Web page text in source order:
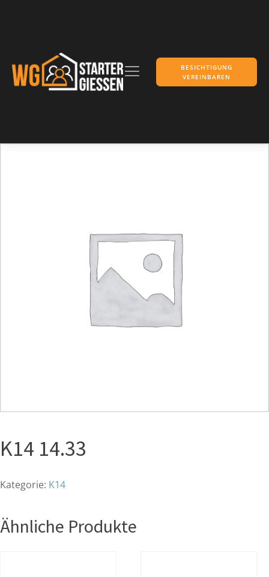
BESICHTIGUNG
VEREINBAREN
K14 14.33
Kategorie: K14
Ähnliche Produkte